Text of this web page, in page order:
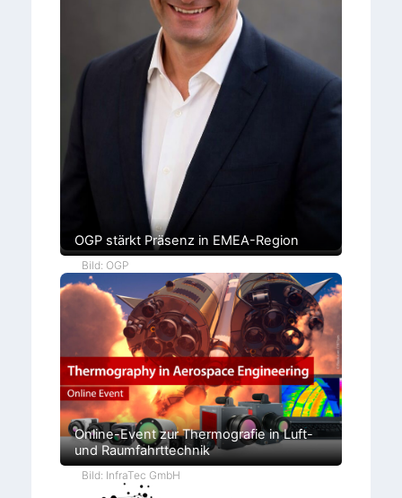
OGP stärkt Präsenz in EMEA-Region
Bild: OGP
Online-Event zur Thermografie in Luft-
und Raumfahrttechnik
Bild: InfraTec GmbH